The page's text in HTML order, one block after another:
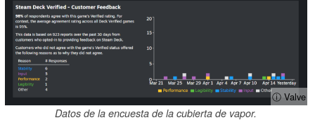
ⓘ Valve
Datos de la encuesta de la cubierta de vapor.